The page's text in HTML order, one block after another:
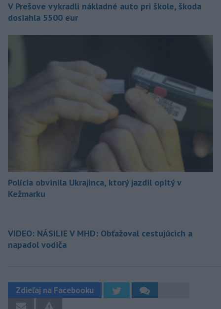
V Prešove vykradli nákladné auto pri škole, škoda
dosiahla 5500 eur
Polícia obvinila Ukrajinca, ktorý jazdil opitý v
Kežmarku
VIDEO: NÁSILIE V MHD: Obťažoval cestujúcich a
napadol vodiča
Zdieľaj na Facebooku